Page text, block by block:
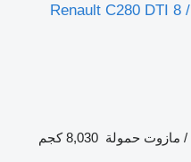
Renault C280 DTI 8
/ مازوت حمولة 8,030 كجم